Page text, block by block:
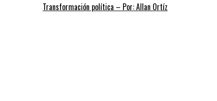
Transformación política – Por: Allan Ortíz